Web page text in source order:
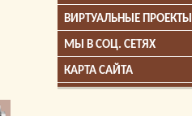
ВИРТУАЛЬНЫЕ ПРОЕКТЫ
МЫ В СОЦ. СЕТЯХ
КАРТА САЙТА